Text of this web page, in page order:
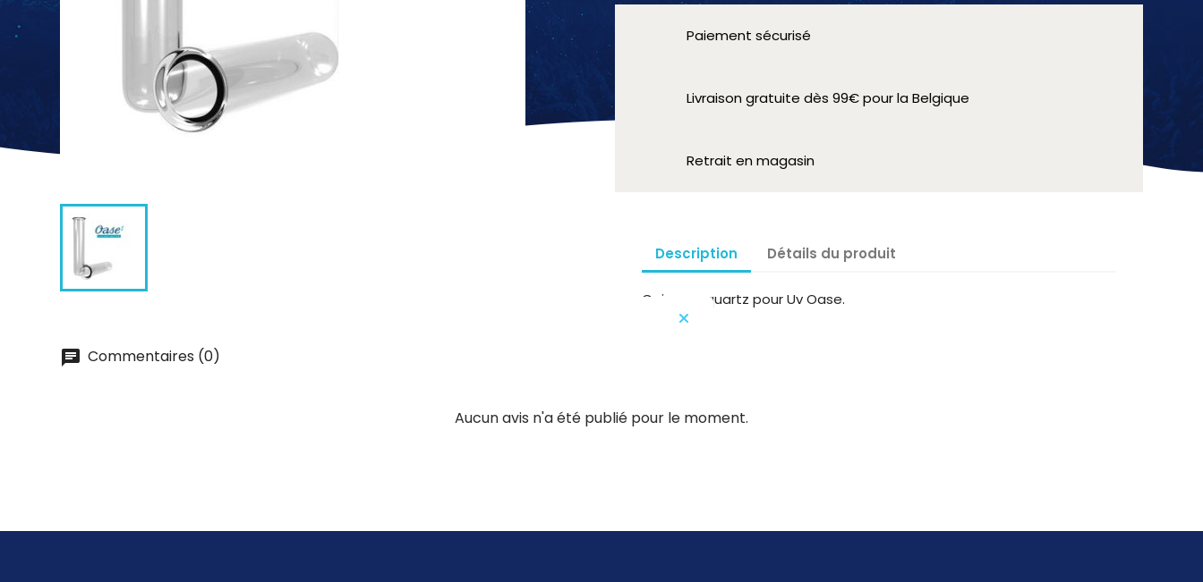
Paiement sécurisé
Livraison gratuite dès 99€ pour la Belgique
Retrait en magasin
Description Détails du produit
Gaine en quartz pour Uv Oase.
Commentaires (0)
Aucun avis n'a été publié pour le moment.